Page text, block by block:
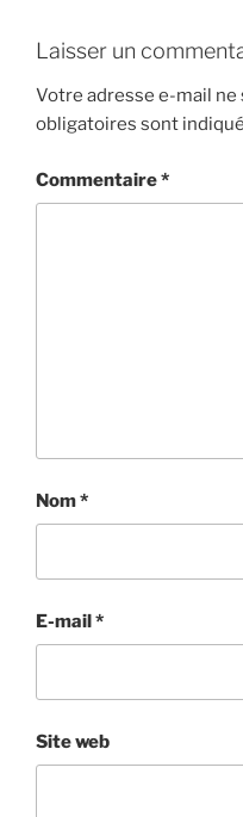
Laisser un
Votre adresse e-mail ne
obligatoires sont
Commentaire*
Nom*
E-mail*
Site web